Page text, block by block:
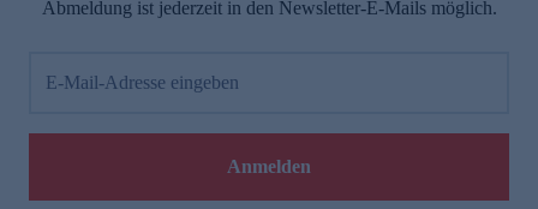
Abmeldung ist jederzeit in den Newsletter-E-Mails möglich.
E-Mail-Adresse eingeben
Anmelden